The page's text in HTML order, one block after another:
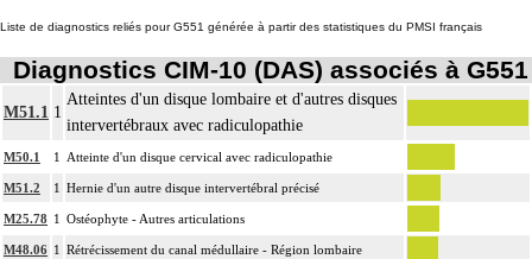
Liste de diagnostics reliés pour G551 générée à partir des statistiques du PMSI français
Diagnostics CIM-10 (DAS) associés à G551
M51.1 1
Atteintes d'un disque lombaire et d'autres disques
intervertébraux avec radiculopathie
M50.1 1 Atteinte d'un disque cervical avec radiculopathie
M51.2 1 Hernie d'un autre disque intervertébral précisé
M25.78 1 Ostéophyte - Autres articulations
M48.06 1 Rétrécissement du canal médullaire - Région lombaire